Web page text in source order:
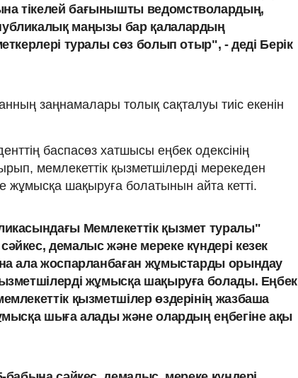
тікелей бағынышты ведомстволардың,
маңызы бар қалалардың
туралы сөз болып отыр", - деді Берік
заңнамалары толық сақталуы тиіс екенін
баспасөз хатшысы еңбек одексінің
мемлекеттік қызметшілерді мерекеден
жұмысқа шақыруға болатынын айта кетті.
Мемлекеттік қызмет туралы"
демалыс және мереке күндері кезек
ала жоспарланбаған жұмыстарды орындау
жұмысқа шақыруға болады. Еңбек
қызметшілер өздерінің жазбаша
шыға алады және олардың еңбегіне ақы